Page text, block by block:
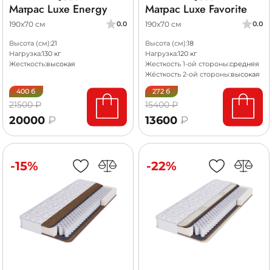
Матрас Luxe Energy
190х70 см 0.0
Высота (см):21
Нагрузка:130 кг
Жесткость:высокая
400 б
21500 ₽
20000₽
Матрас Luxe Favorite
190х70 см 0.0
Высота (см):18
Нагрузка:120 кг
Жесткость 1-ой стороны:средняя
Жёсткость 2-ой стороны:высокая
272 б
15400 ₽
13600₽
-15% -22%